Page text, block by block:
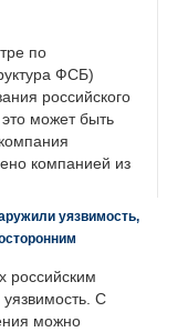
по
ФСБ)
российского
может быть
компанией из
уязвимость,
российским
С
можно